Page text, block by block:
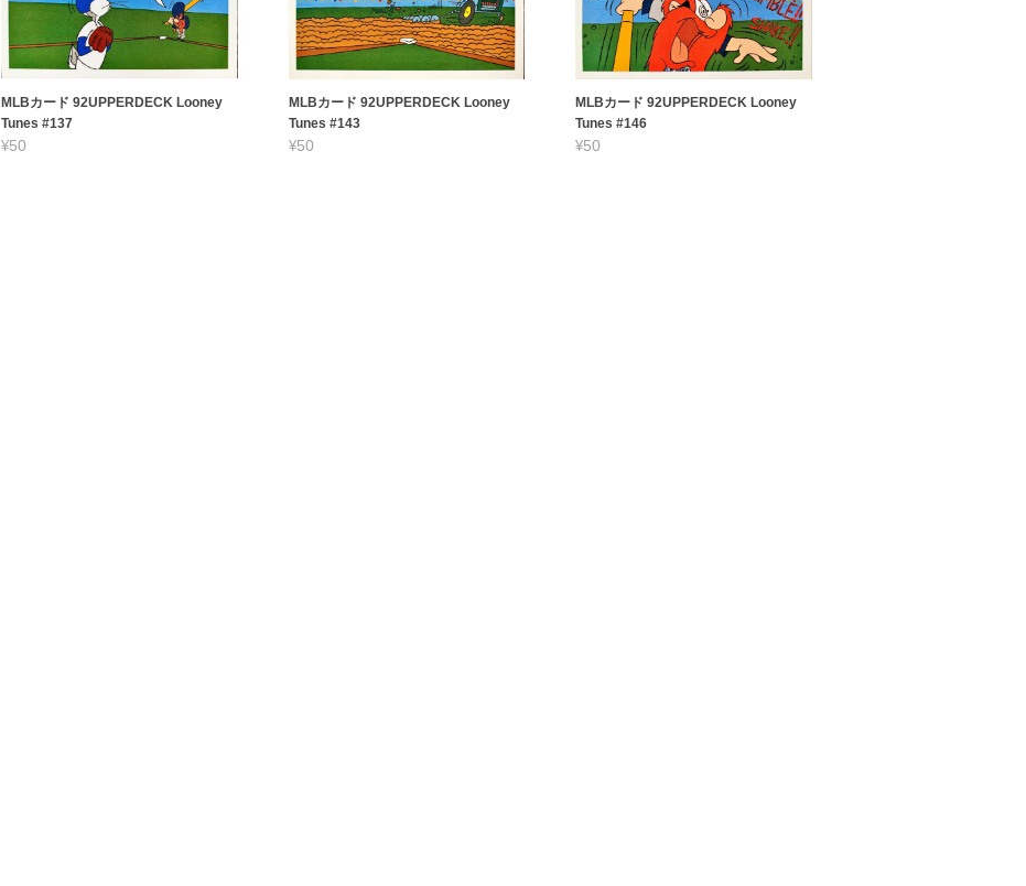
MLBカード 92UPPERDECK Looney
Tunes #137
¥50
MLBカード 92UPPERDECK Looney
Tunes #143
¥50
MLBカード 92UPPERDECK Looney
Tunes #146
¥50